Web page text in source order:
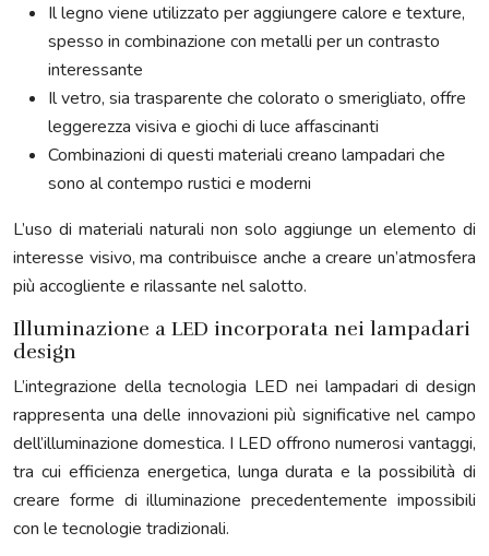
Il legno viene utilizzato per aggiungere calore e texture,
spesso in combinazione con metalli per un contrasto
interessante
Il vetro, sia trasparente che colorato o smerigliato, offre
leggerezza visiva e giochi di luce affascinanti
Combinazioni di questi materiali creano lampadari che
sono al contempo rustici e moderni
L’uso di materiali naturali non solo aggiunge un elemento di
interesse visivo, ma contribuisce anche a creare un’atmosfera
più accogliente e rilassante nel salotto.
Illuminazione a LED incorporata nei lampadari
design
L’integrazione della tecnologia LED nei lampadari di design
rappresenta una delle innovazioni più significative nel campo
dell’illuminazione domestica. I LED offrono numerosi vantaggi,
tra cui efficienza energetica, lunga durata e la possibilità di
creare forme di illuminazione precedentemente impossibili
con le tecnologie tradizionali.